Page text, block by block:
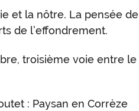
et la nôtre. La pensée de
de l’effondrement.
troisième voie entre le
: Paysan en Corrèze